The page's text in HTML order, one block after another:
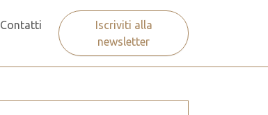
Contatti
Iscriviti alla
newsletter